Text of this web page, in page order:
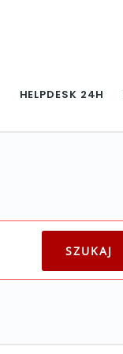
HELPDESK 24H